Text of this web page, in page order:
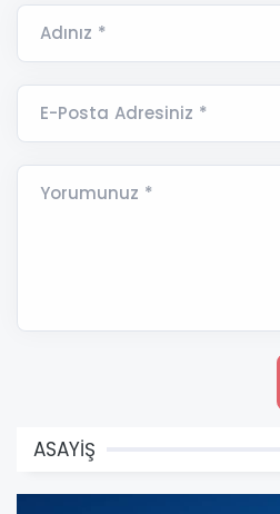
Adınız *
E-Posta Adresiniz *
Yorumunuz *
ASAYİŞ